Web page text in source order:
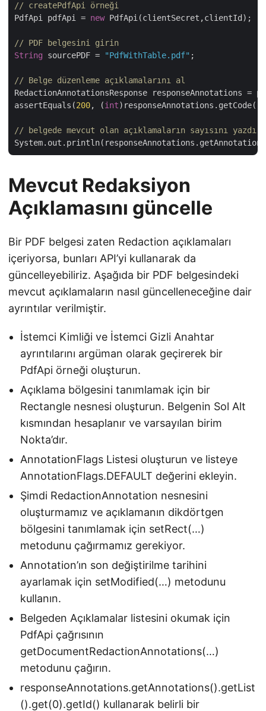
// createPdfApi örneği
PdfApi pdfApi = new PdfApi(clientSecret,clientId);
// PDF belgesini girin
String sourcePDF = "PdfWithTable.pdf" ;
// Belge düzenleme açıklamalarını al
RedactionAnnotationsResponse responseAnnotations =
assertEquals(200, (int
// belgede mevcut olan açıklamaların sayısını yazdır
Mevcut Redaksiyon
Açıklamasını güncelle
Bir PDF belgesi zaten Redaction açıklamaları
içeriyorsa, bunları API’yi kullanarak da
güncelleyebiliriz. Aşağıda bir PDF belgesindeki
mevcut açıklamaların nasıl güncelleneceğine dair
ayrıntılar verilmiştir.
İstemci Kimliği ve İstemci Gizli Anahtar
ayrıntılarını argüman olarak geçirerek bir
PdfApi örneği oluşturun.
Açıklama bölgesini tanımlamak için bir
Rectangle nesnesi oluşturun. Belgenin Sol Alt
kısmından hesaplanır ve varsayılan birim
Nokta’dır.
AnnotationFlags Listesi oluşturun ve listeye
AnnotationFlags.DEFAULT değerini ekleyin.
Şimdi RedactionAnnotation nesnesini
oluşturmamız ve açıklamanın dikdörtgen
bölgesini tanımlamak için setRect(…)
metodunu çağırmamız gerekiyor.
Annotation’ın son değiştirilme tarihini
ayarlamak için setModified(…) metodunu
kullanın.
Belgeden Açıklamalar listesini okumak için
PdfApi çağrısının
getDocumentRedactionAnnotations(…)
metodunu çağırın.
responseAnnotations.getAnnotations().getList
().get(0).getId() kullanarak belirli bir